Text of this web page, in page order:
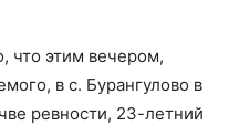
что этим вечером,
в с. Бурангулово в
ревности, 23-летний